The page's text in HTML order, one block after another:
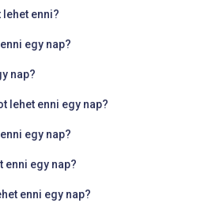
enni?
egy nap?
nap?
lehet enni egy nap?
egy nap?
enni egy nap?
enni egy nap?